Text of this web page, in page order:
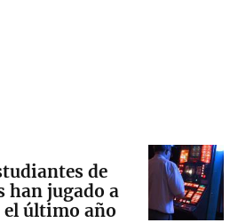
de
han jugado a
el último año